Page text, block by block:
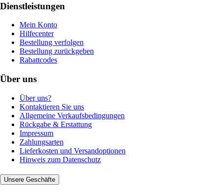
Dienstleistungen
Mein Konto
Hilfecenter
Bestellung verfolgen
Bestellung zurückgeben
Rabattcodes
Über uns
Über uns?
Kontaktieren Sie uns
Allgemeine Verkaufsbedingungen
Rückgabe & Erstattung
Impressum
Zahlungsarten
Lieferkosten und Versandoptionen
Hinweis zum Datenschutz
Unsere Geschäfte